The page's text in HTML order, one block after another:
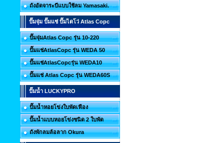
ถังอัดจาระบีแบบใช้ลม Yamasaki.
ปั๊มจุ่ม ปั๊มแช่ ปั๊มไดโว่ Atlas Copc
ปั๊มจุ่มAtlas Copc รุ่น 10-220
ปั๊มแช่AtlasCopc รุ่น WEDA 50
ปั๊มแช่AtlasCopcรุ่น WEDA10
ปั๊มแช่ Atlas Copc รุ่น WEDA60S
ปั๊มน้ำ LUCKYPRO
ปั๊มน้ำหอยโข่งใบพัดเฟือง
ปั๊มน้ำแบบหอยโข่งชนิด 2 ใบพัด
ถังพักลมล้อลาก Okura